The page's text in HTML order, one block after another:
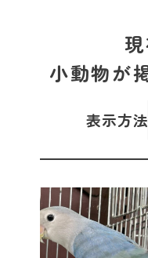
小動物が
表示方法